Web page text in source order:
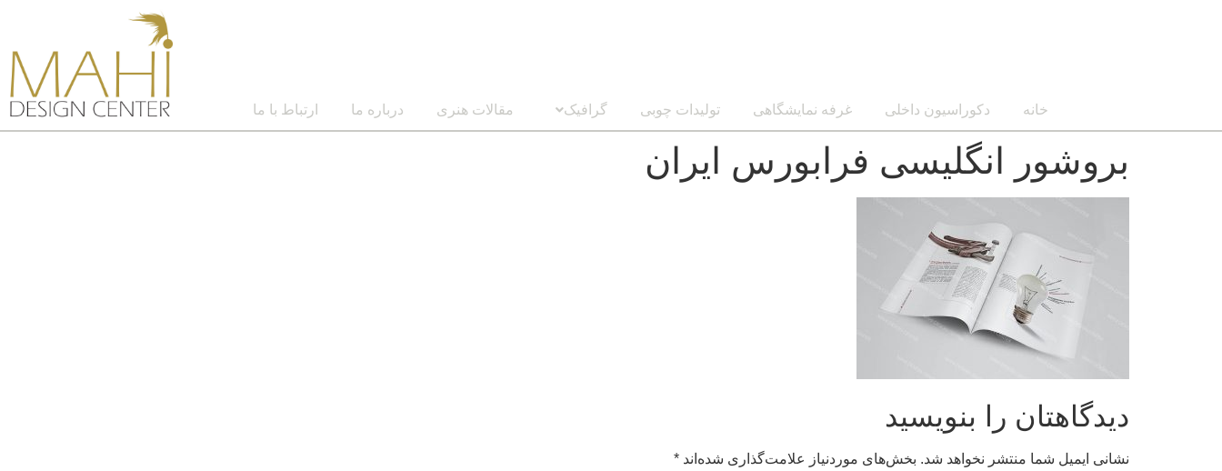
خانه دکوراسیون داخلی غرفه نمایشگاهی تولیدات چوبی گرافیک مقالات هنری درباره ما ارتباط با ما
بروشور انگلیسی فرابورس ایران
دیدگاهتان را بنویسید
نشانی ایمیل شما منتشر نخواهد شد. بخش‌های موردنیاز علامت‌گذاری شده‌اند *